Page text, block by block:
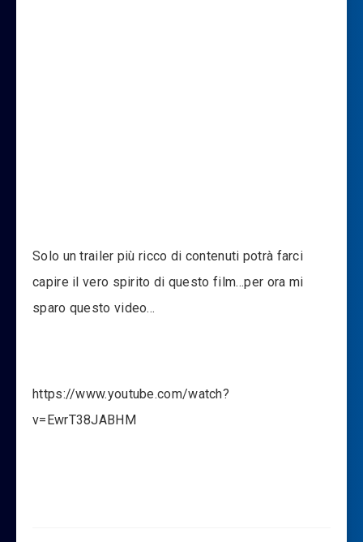
Solo un trailer più ricco di contenuti potrà farci
capire il vero spirito di questo film…per ora mi
sparo questo video…
https://www.youtube.com/watch?
v=EwrT38JABHM